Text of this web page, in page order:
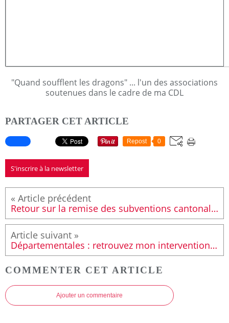
"Quand soufflent les dragons" ... l'un des associations
soutenues dans le cadre de ma CDL
PARTAGER CET ARTICLE
Repost 0
S'inscrire à la newsletter
Retour sur la remise des subventions cantonales aux associations des cantons Le Mans Sud Est - Ruaudin et Le Mans Sud Ouest - Arnage
Départementales : retrouvez mon intervention dans "l'actu vue par les politiques" sur LMTV
COMMENTER CET ARTICLE
Ajouter un commentaire